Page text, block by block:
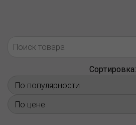
Сортировка: